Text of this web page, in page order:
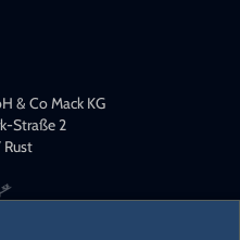
& Co Mack KG
Straße 2
Rust